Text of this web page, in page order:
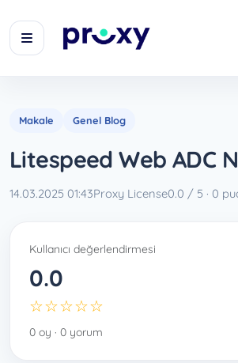
Makale Genel Blog
Litespeed Web ADC
14.03.2025 01:43Proxy License0.0 / 5 · 0
Kullanıcı değerlendirmesi
0.0
☆☆☆☆☆
0 oy · 0 yorum